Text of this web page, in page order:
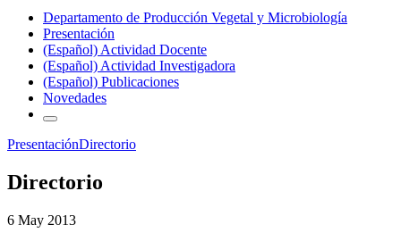
Departamento de Producción Vegetal y Microbiología
Presentación
(Español) Actividad Docente
(Español) Actividad Investigadora
(Español) Publicaciones
Novedades
PresentaciónDirectorio
Directorio
6 May 2013